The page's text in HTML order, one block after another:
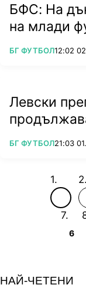
БФС: На
на млади
ПОВЕЧЕ ОТ
БГ ФУТБОЛ12:02
Левски
ПОВЕЧЕ ОТ
БГ ФУТБОЛ21:03
6
НАЙ-ЧЕТЕНИ